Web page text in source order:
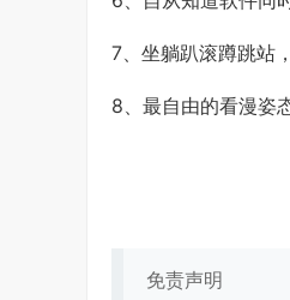
7、坐躺趴滚蹲跳站
8、最自由的看漫姿
免责声明